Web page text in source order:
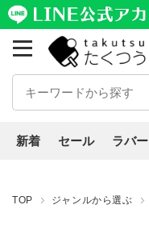
新着 セール ラバー
TOP ジャンルから選ぶ